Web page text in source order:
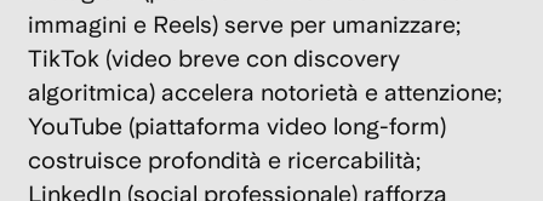
immagini e Reels) serve per umanizzare;
TikTok (video breve con discovery
algoritmica) accelera notorietà e attenzione;
YouTube (piattaforma video long-form)
costruisce profondità e ricercabilità;
LinkedIn (social professionale) rafforza